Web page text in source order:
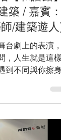
和諧館】
築 / 嘉賓：
/建築遊人)
劇上的表演，
人生就是這樣
不同與你擦身
】 從美學角度